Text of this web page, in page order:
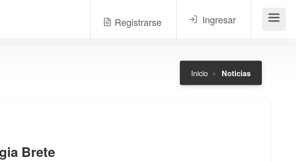
Registrarse Ingresar Menú
Inicio Noticias
Brete